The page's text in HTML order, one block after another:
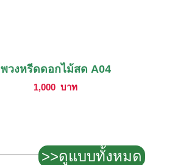
พวงหรีดดอกไม้สด A04
1,000 บาท
>>ดูแบบทั้งหมด